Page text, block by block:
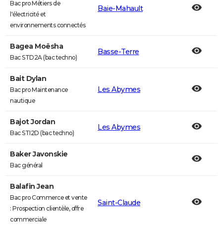
Bac pro Métiers de
l'électricité et
environnements connectés
Baie-Mahault
Bagea Moësha
Bac STD2A (bac techno)
Basse-Terre
Bait Dylan
Bac pro Maintenance
nautique
Les Abymes
Bajot Jordan
Bac STI2D (bac techno)
Les Abymes
Baker Javonskie
Bac général
Balafin Jean
Bac pro Commerce et vente
: Prospection clientèle, offre
commerciale
Saint-Claude